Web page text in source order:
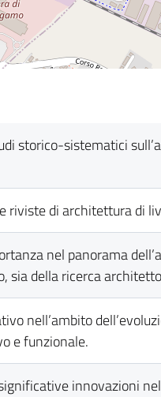
storico-sistematici
riviste di architettura di
nel panorama
della ricerca
nell’ambito
e funzionale.
innovazioni